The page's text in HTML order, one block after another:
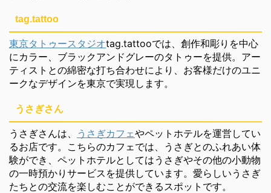
tag.tattoo
東京タトゥースタジオtag.tattooでは、創作和彫りを中心
にカラー、ブラックアンドグレーのタトゥーを提供。アー
ティストとの綿密な打ち合わせにより、お客様だけのユニ
ークなデザインを東京で実現します。
うさぎさん
うさぎさんは、 うさぎカフェやペットホテルを運営してい
るお店です。こちらのカフェでは、うさぎとのふれあい体
験ができ、ペットホテルとしてはうさぎやその他の小動物
の一時預かりサービスを提供しています。愛らしいうさぎ
たちとの交流を楽しむことができるスポットです。